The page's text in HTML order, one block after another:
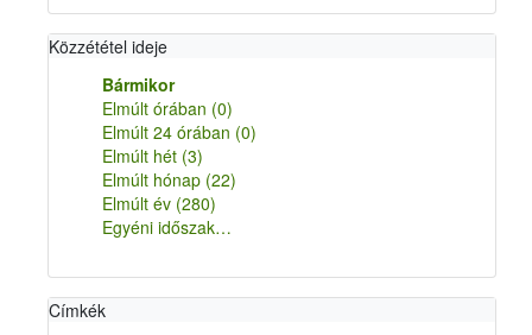
Közzététel ideje
Bármikor
Elmúlt órában (0)
Elmúlt 24 órában (0)
Elmúlt hét (3)
Elmúlt hónap (22)
Elmúlt év (280)
Egyéni időszak…
Címkék